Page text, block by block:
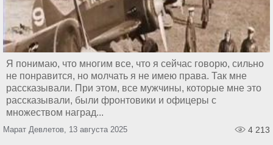
Я понимаю, что многим все, что я сейчас говорю, сильно
не понравится, но молчать я не имею права. Так мне
рассказывали. При этом, все мужчины, которые мне это
рассказывали, были фронтовики и офицеры с
множеством наград...
Марат Девлетов, 13 августа 2025 4 213